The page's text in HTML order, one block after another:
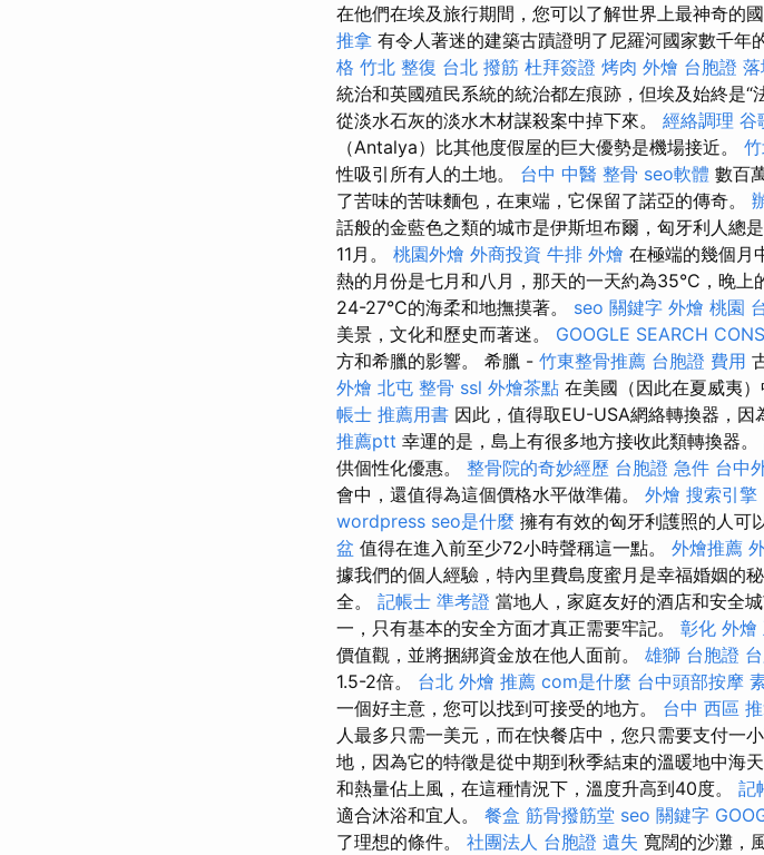
在他們在埃及旅行期間，您可以了解世界上最神奇的
推拿 有令人著迷的建築古蹟證明了尼羅河國家數千年
格 竹北 整復 台北 撥筋 杜拜簽證 烤肉 外燴 台胞證
統治和英國殖民系統的統治都左痕跡，但埃及始終是“
從淡水石灰的淡水木材謀殺案中掉下來。 經絡調理 谷
（Antalya）比其他度假屋的巨大優勢是機場接近。
性吸引所有人的土地。 台中 中醫 整骨 seo軟體 數百
了苦味的苦味麵包，在東端，它保留了諾亞的傳奇。
話般的金藍色之類的城市是伊斯坦布爾，匈牙利人總
11月。 桃園外燴 外商投資 牛排 外燴 在極端的幾個月
熱的月份是七月和八月，那天的一天約為35°C，晚上
24-27°C的海柔和地撫摸著。 seo 關鍵字 外燴 桃園
美景，文化和歷史而著迷。 GOOGLE SEARCH
方和希臘的影響。 希臘 - 竹東整骨推薦 台胞證 費用
外燴 北屯 整骨 ssl 外燴茶點 在美國（因此在夏威夷
帳士 推薦用書 因此，值得取EU-USA網絡轉換器，因
推薦ptt 幸運的是，島上有很多地方接收此類轉換器。
供個性化優惠。 整骨院的奇妙經歷 台胞證 急件 台中
會中，還值得為這個價格水平做準備。 外燴 搜索引擎
wordpress seo是什麼 擁有有效的匈牙利護照的人可
盆 值得在進入前至少72小時聲稱這一點。 外燴推薦
據我們的個人經驗，特內里費島度蜜月是幸福婚姻的
全。 記帳士 準考證 當地人，家庭友好的酒店和安全
一，只有基本的安全方面才真正需要牢記。 彰化 外燴
價值觀，並將捆綁資金放在他人面前。 雄獅 台胞證
1.5-2倍。 台北 外燴 推薦 com是什麼 台中頭部按摩
一個好主意，您可以找到可接受的地方。 台中 西區
人最多只需一美元，而在快餐店中，您只需要支付一
地，因為它的特徵是從中期到秋季結束的溫暖地中海天
和熱量佔上風，在這種情況下，溫度升高到40度。 記
適合沐浴和宜人。 餐盒 筋骨撥筋堂 seo 關鍵字
了理想的條件。 社團法人 台胞證 遺失 寬闊的沙灘，